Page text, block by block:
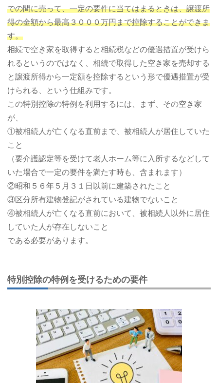
での間に売って、一定の要件に当てはまるときは、譲渡所
得の金額から最高３０００万円まで控除することができま
す。
相続で空き家を取得すると相続税などの優遇措置が受けら
れるというのではなく、相続で取得した空き家を売却する
と譲渡所得から一定額を控除するという形で優遇措置が受
けられる、という仕組みです。
この特別控除の特例を利用するには、まず、その空き家
が、
①被相続人が亡くなる直前まで、被相続人が居住していた
こと
（要介護認定等を受けて老人ホーム等に入所するなどして
いた場合で一定の要件を満たす時も、含まれます）
②昭和５６年５月３１日以前に建築されたこと
③区分所有建物登記がされている建物でないこと
④被相続人が亡くなる直前において、被相続人以外に居住
していた人が存在しないこと
である必要があります。
特別控除の特例を受けるための要件